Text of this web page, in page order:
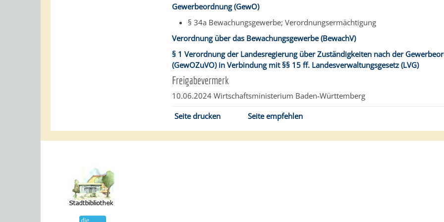
Gewerbeordnung (GewO)
§ 34a Bewachungsgewerbe; Verordnungsermächtigung
Verordnung über das Bewachungsgewerbe (BewachV)
§ 1 Verordnung der Landesregierung über Zuständigkeiten nach der
(GewOZuVO) in Verbindung mit §§ 15 ff. Landesverwaltungsgesetz (LVG)
Freigabevermerk
10.06.2024 Wirtschaftsministerium Baden-Württemberg
Seite drucken Seite empfehlen